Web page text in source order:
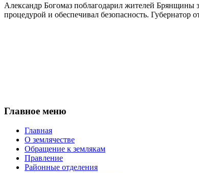
Александр Богомаз поблагодарил жителей Брянщины
процедурой и обеспечивал безопасность. Губернатор
Главное меню
Главная
О землячестве
Обращение к землякам
Правление
Районные отделения